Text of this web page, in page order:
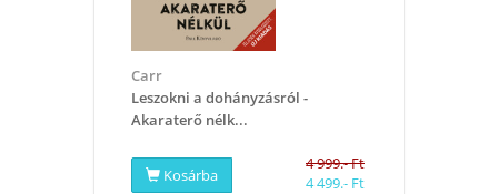
Carr
Leszokni a dohányzásról -
Akaraterő nélk...
Kosárba
4 999.- Ft
4 499.- Ft